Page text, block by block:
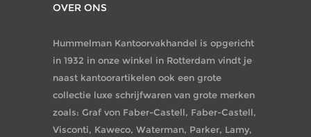
OVER ONS
Hummelman Kantoorvakhandel is opgericht
in 1932 in onze winkel in Rotterdam vindt je
naast kantoorartikelen ook een grote
collectie luxe schrijfwaren van grote merken
zoals: Graf von Faber-Castell, Faber-Castell,
Visconti, Kaweco, Waterman, Parker, Lamy,